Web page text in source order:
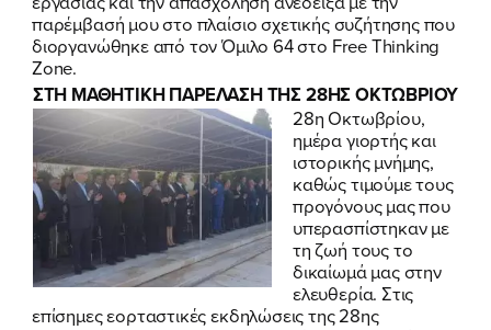
παρέμβασή μου στο πλαίσιο σχετικής συζήτησης που
διοργανώθηκε από τον Όμιλο 64 στο Free Thinking
Zone.
ΣΤΗ ΜΑΘΗΤΙΚΗ ΠΑΡΕΛΑΣΗ ΤΗΣ 28ΗΣ ΟΚΤΩΒΡΙΟΥ
28η Οκτωβρίου,
ημέρα γιορτής και
ιστορικής μνήμης,
καθώς τιμούμε τους
προγόνους μας που
υπερασπίστηκαν με
τη ζωή τους το
δικαίωμά μας στην
ελευθερία. Στις
επίσημες εορταστικές εκδηλώσεις της 28ης